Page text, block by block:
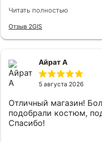
удивился огромному
качественного.Как
встретила очень
Читать полностью
Отзыв 2GIS
Айрат А
5 августа 2026
Отличный магазин!
подобрали костюм,
Спасибо!